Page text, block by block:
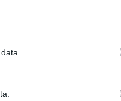
significativa
«So
fatto
e la